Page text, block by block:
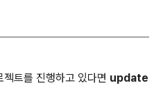
젝트를 진행하고 있다면 update